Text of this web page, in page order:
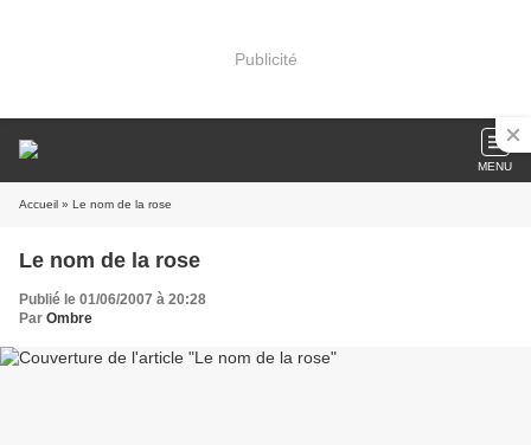
Publicité
MENU
Accueil » Le nom de la rose
Le nom de la rose
Publié le 01/06/2007 à 20:28
Par Ombre